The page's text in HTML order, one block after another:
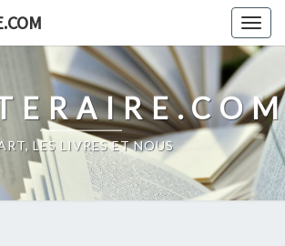
LES LIVRES ET NOUS